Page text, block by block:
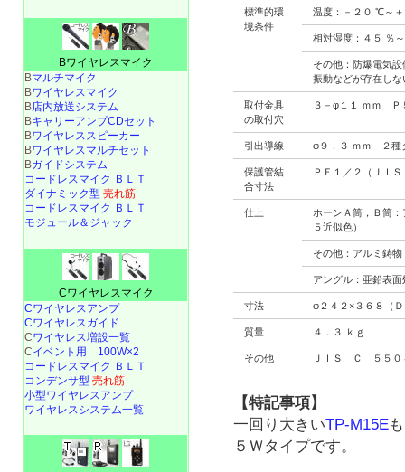
標準的環
境条件
温度：－２０ ℃～
相対湿度：４５ ％
その他：防爆電気
振動などが存在しな
取付金具
の取付穴
３－φ１１ ｍｍ Ｐ
引出導線 φ９．３ ｍｍ ２種
保護管結
合寸法
ＰＦ１／２（ＪＩ
仕上
ホーンＡ筒，Ｂ筒
５近似色）
その他：アルミ鋳
アングル：亜鉛表
寸法 φ２４２×３６８（
質量 ４．３ ｋｇ
その他 ＪＩＳ Ｃ ５５０
【特記事項】
一回り大きいTP-M15E
５Ｗタイプです。
Bワイヤレスマイク
Bマルチマイク
Bワイヤレスマイク
B店内放送システム
BキャリーアンプCDセット
Bワイヤレススピーカー
Bワイヤレスマルチセット
Bガイドシステム
コードレスマイク ＢＬＴ
ダイナミック型 売れ筋
コードレスマイク ＢＬＴ
モジュール＆ジャック
Cワイヤレスマイク
Cワイヤレスアンプ
Cワイヤレスガイド
Cワイヤレス増設一覧
Cイベント用 100W×2
コードレスマイク ＢＬＴ
コンデンサ型 売れ筋
小型ワイヤレスアンプ
ワイヤレスシステム一覧